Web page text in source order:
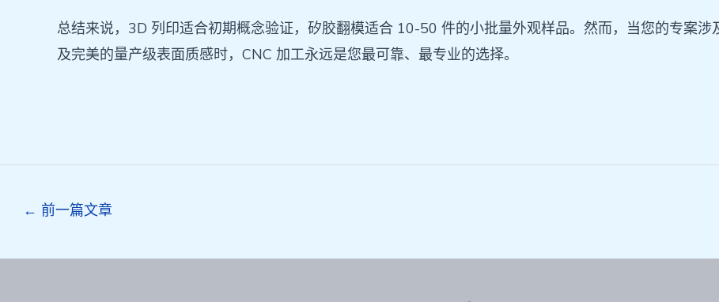
总结来说，3D 列印适合初期概念验证，矽胶翻模适合 10-50 件的小批量外观样品。然而，当您的专案
及完美的量产级表面质感时，CNC 加工永远是您最可靠、最专业的选择。
← 前一篇文章